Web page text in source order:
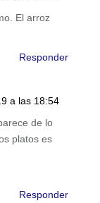
El arroz
Responder
a las 18:54
de lo
platos es
Responder